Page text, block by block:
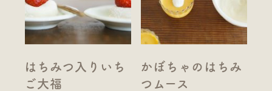
はちみつ入りいち
ご大福
かぼちゃのはちみ
つムース